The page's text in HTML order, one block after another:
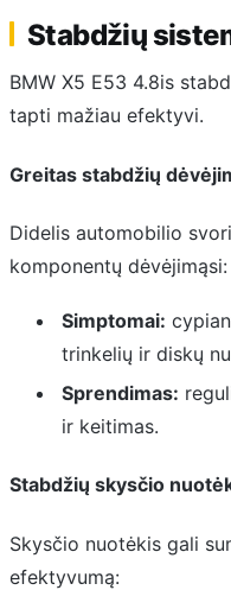
Stabdžių
BMW X5 E53 4.8is
tapti mažiau efektyvi.
Greitas stabdžių
Didelis automobilio
komponentų dėvėjimąsi:
Simptomai:
trinkelių ir diskų
Sprendimas:
ir keitimas.
Stabdžių skysčio
Skysčio nuotėkis gali
efektyvumą: